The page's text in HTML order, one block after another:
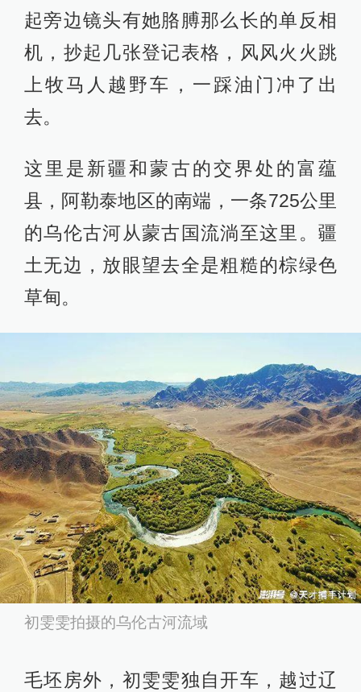
起旁边镜头有她胳膊那么长的单反相
机，抄起几张登记表格，风风火火跳
上牧马人越野车，一踩油门冲了出
去。
这里是新疆和蒙古的交界处的富蕴
县，阿勒泰地区的南端，一条725公里
的乌伦古河从蒙古国流淌至这里。疆
土无边，放眼望去全是粗糙的棕绿色
草甸。
初雯雯拍摄的乌伦古河流域
毛坯房外，初雯雯独自开车，越过辽